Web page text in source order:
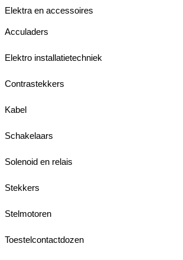
Elektra en accessoires
Acculaders
Elektro installatietechniek
Contrastekkers
Kabel
Schakelaars
Solenoid en relais
Stekkers
Stelmotoren
Toestelcontactdozen